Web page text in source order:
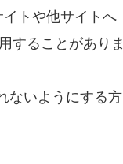
トや他サイトへ
することがありま
ないようにする方